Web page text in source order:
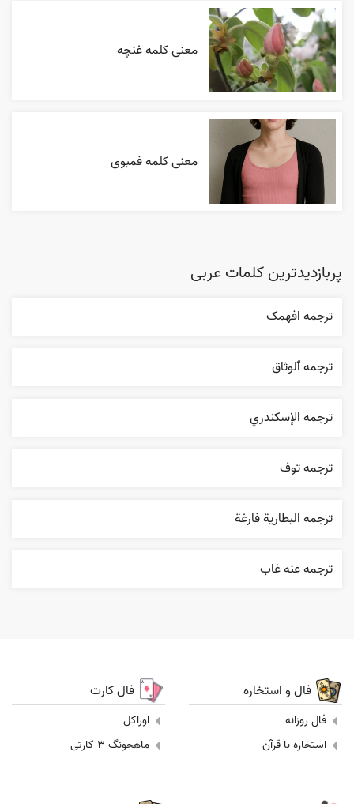
معنی کلمه غنچه
معنی کلمه فمبوی
پربازدیدترین کلمات عربی
ترجمه افهمک
ترجمه ٱلوثاق
ترجمه الإسکندري
ترجمه توف
ترجمه البطارية فارغة
ترجمه عنه غاب
فال و استخاره
فال روزانه
استخاره با قرآن
فال کارت
اوراکل
ماهجونگ 3 کارتی